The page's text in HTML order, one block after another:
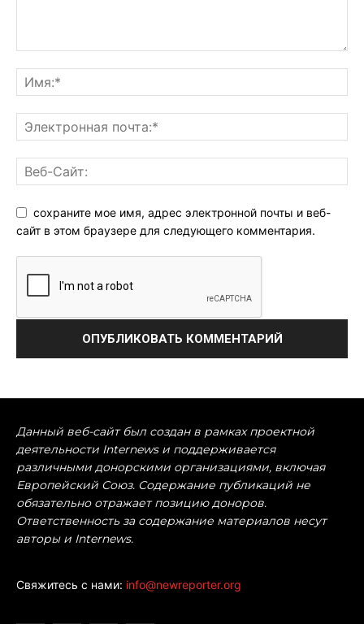
сохраните мое имя, адрес электронной почты и веб-
сайт в этом браузере для следующего комментария.
Данный веб-сайт был создан в рамках проектной
деятельности Internews и поддерживается
различными донорскими организациями, включая
Европейский Союз. Содержание публикаций не
обязательно отражает позицию доноров.
Ответственность за содержание материалов несут
авторы и Internews.
Свяжитесь с нами: info@newreporter.org